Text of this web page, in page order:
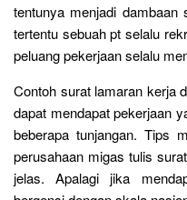
tentunya menjadi
tertentu sebuah pt selalu
peluang pekerjaan selalu
Contoh surat lamaran kerja
dapat mendapat pekerjaan
beberapa tunjangan. Tips
perusahaan migas tulis
jelas. Apalagi jika